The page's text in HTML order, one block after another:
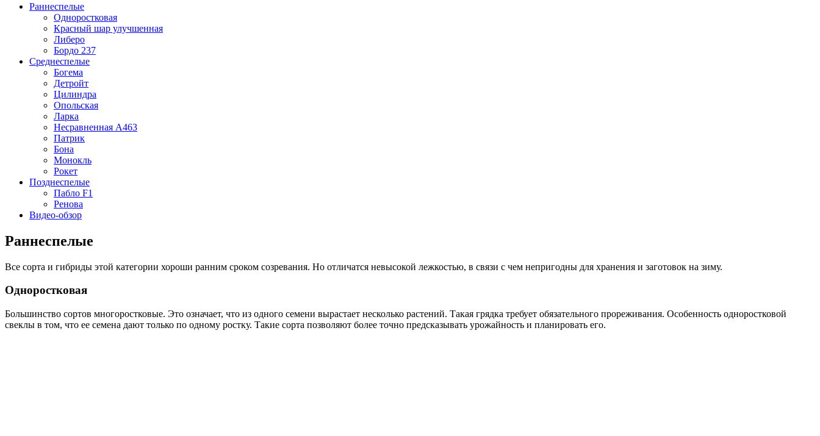
Раннеспелые
Одноростковая
Красный шар улучшенная
Либеро
Бордо 237
Среднеспелые
Богема
Детройт
Цилиндра
Опольская
Ларка
Несравненная А463
Патрик
Бона
Монокль
Рокет
Позднеспелые
Пабло F1
Ренова
Видео-обзор
Раннеспелые
Все сорта и гибриды этой категории хороши ранним сроком созревания. Но отличатся невысокой лежкостью, в связи с чем непригодны для хранения и заготовок на зиму.
Одноростковая
Большинство сортов многоростковые. Это означает, что из одного семени вырастает несколько растений. Такая грядка требует обязательного прореживания. Особенность одноростковой
свеклы в том, что ее семена дают только по одному ростку. Такие сорта позволяют более точно предсказывать урожайность и планировать его.